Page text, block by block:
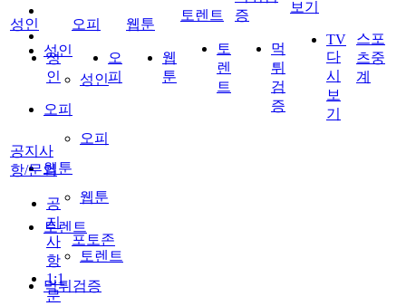
성인
성인
오피
오피
웹툰
웹툰
토렌트
토렌트
먹튀검증
성인
성
인
오피
오
피
웹툰
웹
툰
토렌트
토
렌
트
증
먹
튀
검
증
보기
TV
다
시
보
기
스포
츠중
계
공지사
항/문의
공
지
사
항
1:1
문
포토존